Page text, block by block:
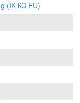
(IK KC FU)